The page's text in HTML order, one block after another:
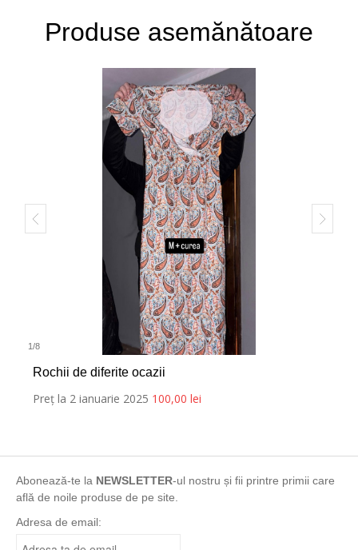
Produse asemănătoare
1/8
Rochii de diferite ocazii
Preț la 2 ianuarie 2025 100,00 lei
Abonează-te la NEWSLETTER-ul nostru și fii printre primii care
află de noile produse de pe site.
Adresa de email: